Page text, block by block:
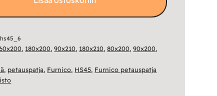
, 180x200,90x210, 180x210,80x200,90x200,
, petauspatja, Furnico, HS45, Furnico petauspatja